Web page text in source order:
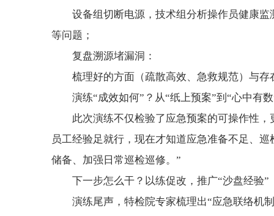
设备组切断电源，技术组分析操作员健康
等问题；
复盘溯源堵漏洞：
梳理好的方面（疏散高效、急救规范）与
演练“成效如何”？从“纸上预案”到“心中有
此次演练不仅检验了应急预案的可操作性
员工经验足就行，现在才知道应急准备不足、
储备、加强日常巡检巡修。”
下一步怎么干？以练促改，推广“沙盘经验”
演练尾声，特检院专家梳理出“应急联络机